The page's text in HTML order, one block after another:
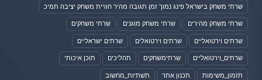
שרתי משחק בישראל פינג נמוך זמן תגובה מהיר חוויית משחק יציבה תמיכ
שרתי משחק מהירים שרתי משחק מוגנים שרתי משחקים
שרתים וירטואליים שרתים וירטואלים שרתים ישראליים
שרתים_וירטואליים שרתימשחקים תהליכים תוכן איכותי
תזמון_משימות תכנון אתר תשתיות_מחשוב